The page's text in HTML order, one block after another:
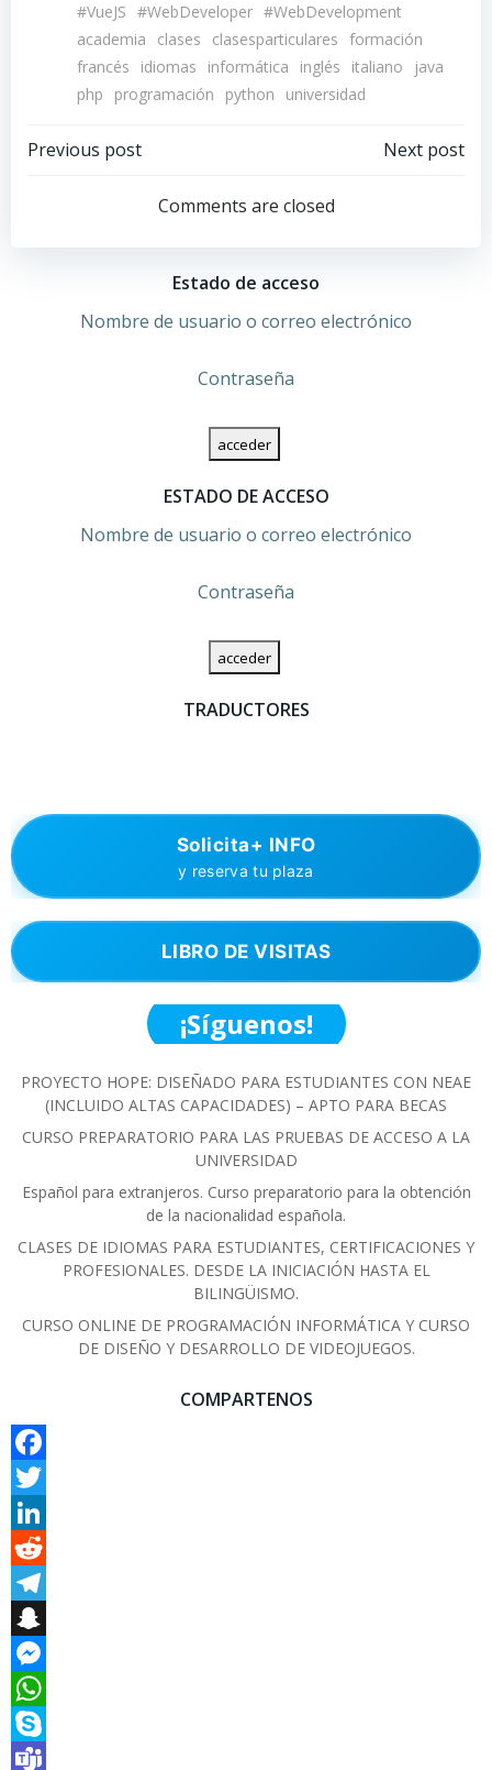
#VueJS #WebDeveloper #WebDevelopment
academia
clases clasesparticulares formación
francés
idiomas informática inglés italiano
java
php
programación python universidad
Navegación
las
entradas
Previous post
Navegación
por
las
entradas
Next post
Comments are closed
Estado de acceso
Nombre de usuario o correo electrónico
Contraseña
ESTADO DE ACCESO
Nombre de usuario o correo electrónico
Contraseña
TRADUCTORES
Solicita+ INFO
y reserva tu plaza
LIBRO DE VISITAS
¡Síguenos!
PROYECTO HOPE: DISEÑADO PARA ESTUDIANTES CON NEAE
(INCLUIDO ALTAS CAPACIDADES) – APTO PARA BECAS
CURSO PREPARATORIO PARA LAS PRUEBAS DE ACCESO A LA
UNIVERSIDAD
Español para extranjeros. Curso preparatorio para la obtención
de la nacionalidad española.
CLASES DE IDIOMAS PARA ESTUDIANTES, CERTIFICACIONES Y
PROFESIONALES. DESDE LA INICIACIÓN HASTA EL
BILINGÜISMO.
CURSO ONLINE DE PROGRAMACIÓN INFORMÁTICA Y CURSO
DE DISEÑO Y DESARROLLO DE VIDEOJUEGOS.
COMPARTENOS